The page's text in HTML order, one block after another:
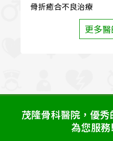
骨折癒合不良治療
退化性脊椎疾病
五十肩冰凍肩治療及手
腕隧道症候群
震波治療
更多
茂隆骨科醫院，優
為您服